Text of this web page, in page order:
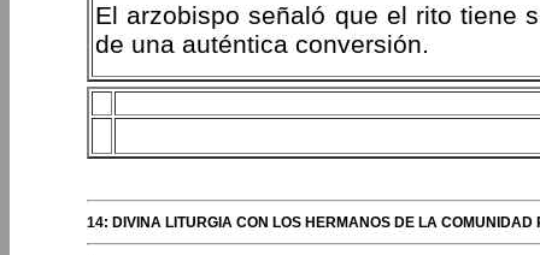
El arzobispo señaló que el rito tiene
de una auténtica conversión.
14: DIVINA LITURGIA CON LOS HERMANOS DE LA COMUNIDAD